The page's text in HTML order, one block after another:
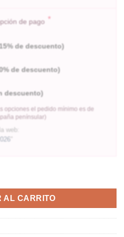
de pago *
de descuento)
de descuento)
descuento)
opciones el pedido mínimo es de
penínsular)
web:
"
AL CARRITO